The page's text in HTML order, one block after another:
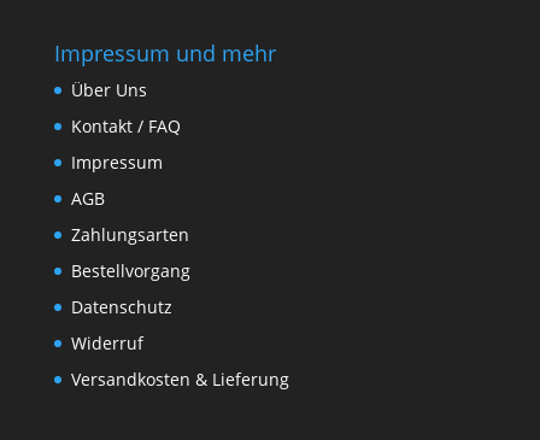
Impressum und mehr
Über Uns
Kontakt / FAQ
Impressum
AGB
Zahlungsarten
Bestellvorgang
Datenschutz
Widerruf
Versandkosten & Lieferung